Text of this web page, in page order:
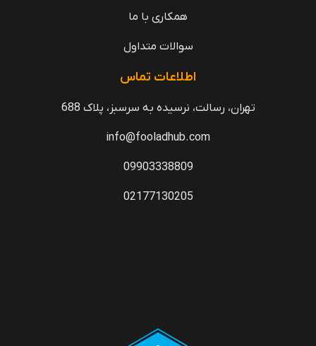
همکاری با ما
سوالات متداول
اطلاعات تماس
تهران، رسالت، نرسیده به سرسبز، پلاک 688
info@fooladhub.com
09903338809
02177130205